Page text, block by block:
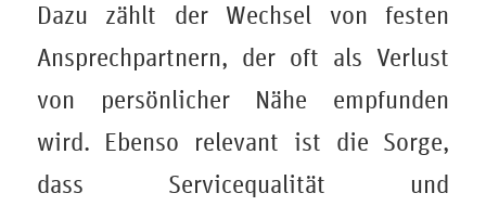
Dazu zählt der Wechsel von festen
Ansprechpartnern, der oft als Verlust
von persönlicher Nähe empfunden
wird. Ebenso relevant ist die Sorge,
dass Servicequalität und